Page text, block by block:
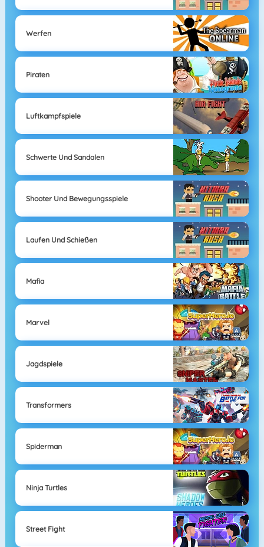
Werfen
Piraten
Luftkampfspiele
Schwerte Und Sandalen
Shooter Und Bewegungsspiele
Laufen Und Schießen
Mafia
Marvel
Jagdspiele
Transformers
Spiderman
Ninja Turtles
Street Fight